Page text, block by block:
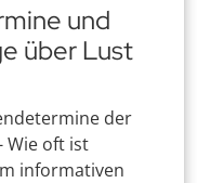
und
über Lust
der
Wie oft ist
informativen